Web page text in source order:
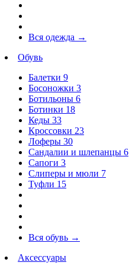
Вся одежда →
Обувь
Балетки 9
Босоножки 3
Ботильоны 6
Ботинки 18
Кеды 33
Кроссовки 23
Лоферы 30
Сандалии и шлепанцы 6
Сапоги 3
Слиперы и мюли 7
Туфли 15
Вся обувь →
Аксессуары